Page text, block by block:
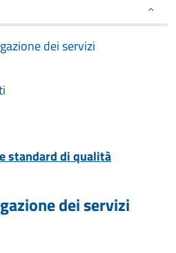
dei servizi
standard di qualità
dei servizi